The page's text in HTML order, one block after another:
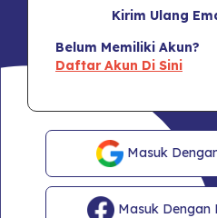
Kirim Ulang
Belum Memiliki Akun?
Daftar Akun Di Sini
Masuk
Masuk Dengan